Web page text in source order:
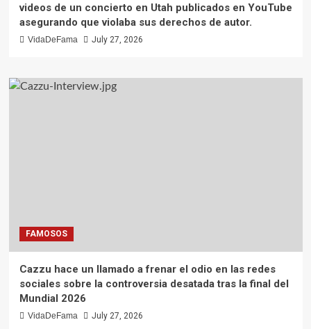
videos de un concierto en Utah publicados en YouTube
asegurando que violaba sus derechos de autor.
VidaDeFama July 27, 2026
FAMOSOS
Cazzu hace un llamado a frenar el odio en las redes
sociales sobre la controversia desatada tras la final del
Mundial 2026
VidaDeFama July 27, 2026